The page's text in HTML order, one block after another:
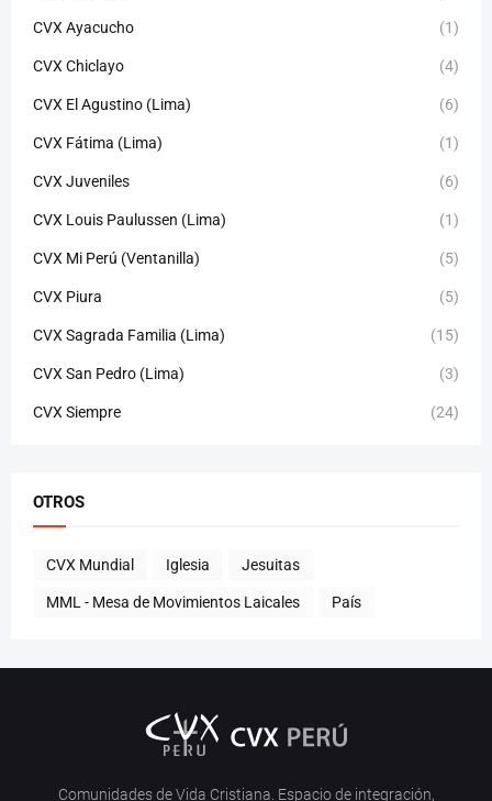
CVX Ayacucho (1)
CVX Chiclayo (4)
CVX El Agustino (Lima) (6)
CVX Fátima (Lima) (1)
CVX Juveniles (6)
CVX Louis Paulussen (Lima) (1)
CVX Mi Perú (Ventanilla) (5)
CVX Piura (5)
CVX Sagrada Familia (Lima) (15)
CVX San Pedro (Lima) (3)
CVX Siempre (24)
OTROS
CVX Mundial Iglesia Jesuitas
MML - Mesa de Movimientos Laicales País
Comunidades de Vida Cristiana. Espacio de integración,